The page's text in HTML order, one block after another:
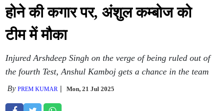
होने की कगार पर, अंशुल कम्बोज को
टीम में मौका
Injured Arshdeep Singh on the verge of being ruled out of
the fourth Test, Anshul Kamboj gets a chance in the team
ByPREM KUMAR Mon, 21 Jul 2025